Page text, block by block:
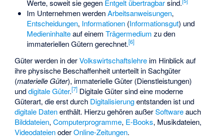
Werte, soweit sie gegen Entgelt übertragbarsind.
Im Unternehmen werdenArbeitsanweisungen,
Entscheidungen, Informationen(Informationsgut) und
Medieninhalteauf einem Trägermedium zu den
immateriellen Gütern gerechnet.[6]
Güter werden in derVolkswirtschaftslehre im Hinblick auf
ihre physische Beschaffenheit unterteilt in Sachgüter
(materielle Güter), immaterielle Güter (Dienstleistungen)
unddigitale Güter.[7] Digitale Güter sind eine moderne
Güterart, die erst durch Digitalisierungentstanden ist und
digitale Datenenthält. Hierzu gehören außerSoftwareauch
Bilddateien,Computerprogramme, E-Books, Musikdateien,
VideodateienoderOnline-Zeitungen.